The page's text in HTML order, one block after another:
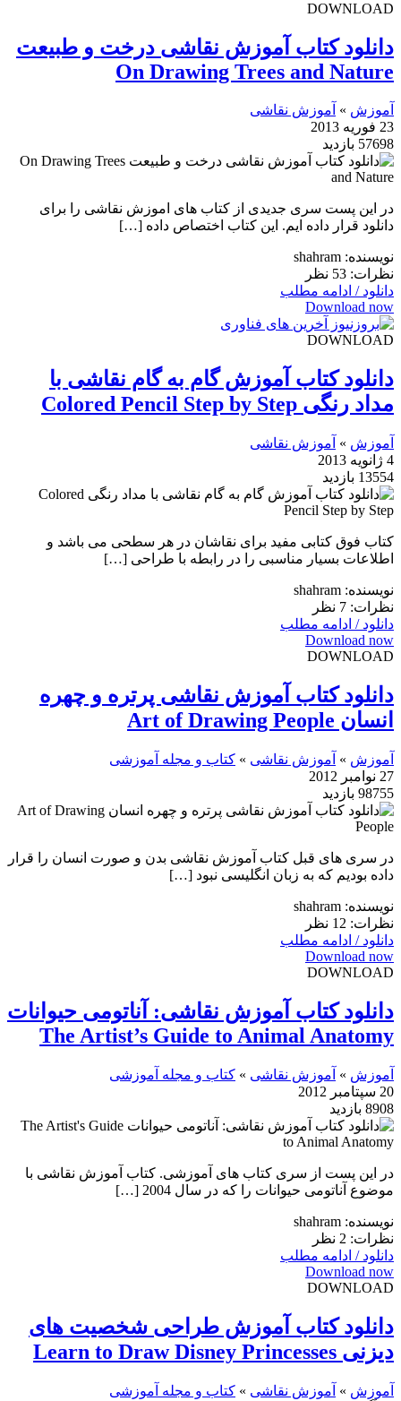
DOWNLOAD
دانلود کتاب آموزش نقاشی درخت و طبیعت
On Drawing Trees and Nature
آموزش » آموزش نقاشی
23 فوریه 2013
57698 بازدید
در این پست سری جدیدی از کتاب های اموزش نقاشی را برای
دانلود قرار داده ایم. این کتاب اختصاص داده […]
نویسنده: shahram
نظرات: 53 نظر
دانلود / ادامه مطلب
Download now
DOWNLOAD
دانلود کتاب آموزش گام به گام نقاشی با
مداد رنگی Colored Pencil Step by Step
آموزش » آموزش نقاشی
4 ژانویه 2013
13554 بازدید
کتاب فوق کتابی مفید برای نقاشان در هر سطحی می باشد و
اطلاعات بسیار مناسبی را در رابطه با طراحی […]
نویسنده: shahram
نظرات: 7 نظر
دانلود / ادامه مطلب
Download now
DOWNLOAD
دانلود کتاب آموزش نقاشی پرتره و چهره
انسان Art of Drawing People
آموزش » آموزش نقاشی » کتاب و مجله آموزشی
27 نوامبر 2012
98755 بازدید
در سری های قبل کتاب آموزش نقاشی بدن و صورت انسان را قرار
داده بودیم که به زبان انگلیسی نبود […]
نویسنده: shahram
نظرات: 12 نظر
دانلود / ادامه مطلب
Download now
DOWNLOAD
دانلود کتاب آموزش نقاشی: آناتومی حیوانات
The Artist’s Guide to Animal Anatomy
آموزش » آموزش نقاشی » کتاب و مجله آموزشی
20 سپتامبر 2012
8908 بازدید
در این پست از سری کتاب های آموزشی. کتاب آموزش نقاشی با
موضوع آناتومی حیوانات را که در سال 2004 […]
نویسنده: shahram
نظرات: 2 نظر
دانلود / ادامه مطلب
Download now
DOWNLOAD
دانلود کتاب آموزش طراحی شخصیت های
دیزنی Learn to Draw Disney Princesses
آموزش » آموزش نقاشی » کتاب و مجله آموزشی